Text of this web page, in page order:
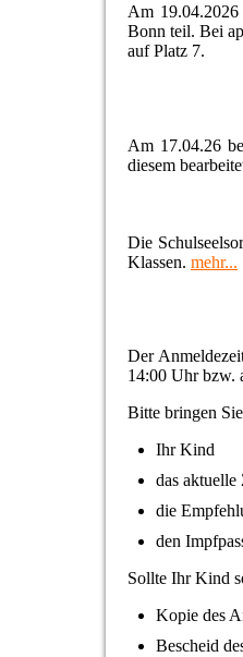
Am 19.04.2026
Bonn teil. Bei
auf Platz 7.
Am 17.04.26
diesem
Die
Klassen. mehr...
Der
14:00 Uhr bzw.
Bitte bringen
Ihr Kind
das aktuelle
die
den
Sollte Ihr Kind
Kopie des
Bescheid